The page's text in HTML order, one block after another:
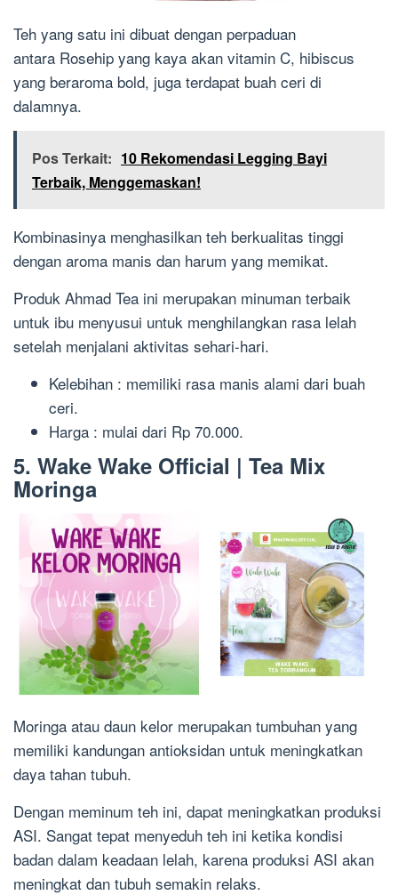
Teh yang satu ini dibuat dengan perpaduan
antara Rosehip yang kaya akan vitamin C, hibiscus
yang beraroma bold, juga terdapat buah ceri di
dalamnya.
Pos Terkait: 10 Rekomendasi Legging Bayi
Terbaik, Menggemaskan!
Kombinasinya menghasilkan teh berkualitas tinggi
dengan aroma manis dan harum yang memikat.
Produk Ahmad Tea ini merupakan minuman terbaik
untuk ibu menyusui untuk menghilangkan rasa lelah
setelah menjalani aktivitas sehari-hari.
Kelebihan : memiliki rasa manis alami dari buah
ceri.
Harga : mulai dari Rp 70.000.
5. Wake Wake Official | Tea Mix
Moringa
Moringa atau daun kelor merupakan tumbuhan yang
memiliki kandungan antioksidan untuk meningkatkan
daya tahan tubuh.
Dengan meminum teh ini, dapat meningkatkan produksi
ASI. Sangat tepat menyeduh teh ini ketika kondisi
badan dalam keadaan lelah, karena produksi ASI akan
meningkat dan tubuh semakin relaks.